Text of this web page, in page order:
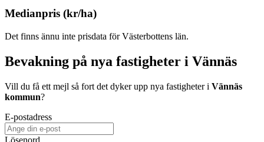
Medianpris (kr/ha)
Det finns ännu inte prisdata för Västerbottens län.
Bevakning på nya fastigheter i Vännäs
Vill du få ett mejl så fort det dyker upp nya fastigheter i Vännäs
kommun?
E-postadress
Lösenord